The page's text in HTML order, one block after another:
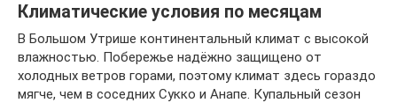
Климатические условия по месяцам
В Большом Утрише континентальный климат с высокой
влажностью. Побережье надёжно защищено от
холодных ветров горами, поэтому климат здесь гораздо
мягче, чем в соседних Сукко и Анапе. Купальный сезон